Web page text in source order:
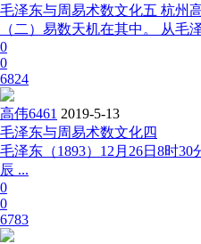
毛泽东与周易术数文化五 杭州
（二）易数天机在其中。 从毛
0
0
6824
高伟6461 2019-5-13
毛泽东与周易术数文化四
毛泽东（1893）12月26日8时
辰 ...
0
0
6783